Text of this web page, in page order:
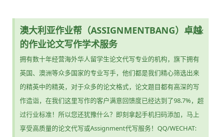
澳大利亚作业帮（ASSIGNMENTBANG）卓越
的作业论文写作学术服务
拥有数十年经营海外华人留学生论文代写专业的机构，旗下拥有
英国、澳洲等众多国家的专业写手，他们都是我们精心筛选出来
的精英中的精英，对于众多的论文格式，论文题目都有高深的写
作造诣，在我们这里写作的客户满意回馈度已经达到了98.7%，超
过行业标准！所以您还犹豫什么？即刻拿起手机扫码添加，马上
享受高质量的论文代写或Assignment代写服务！QQ/WECHAT:
×